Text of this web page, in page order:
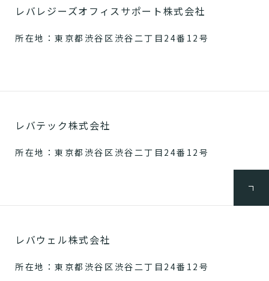
レバレジーズオフィスサポート株式会社
所在地：東京都渋谷区渋谷二丁目24番12号
レバテック株式会社
所在地：東京都渋谷区渋谷二丁目24番12号
レバウェル株式会社
所在地：東京都渋谷区渋谷二丁目24番12号